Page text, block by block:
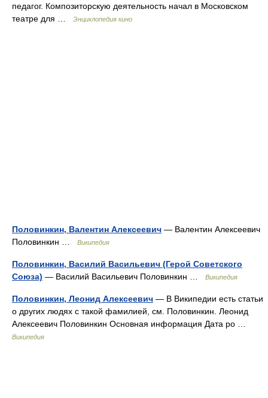
педагог. Композиторскую деятельность начал в Московском
театре для …
Энциклопедия кино
Половинкин, Валентин Алексеевич — Валентин Алексеевич
Половинкин …
Википедия
Половинкин, Василий Васильевич (Герой Советского
Союза) — Василий Васильевич Половинкин … Википедия
Половинкин, Леонид Алексеевич — В Википедии есть статьи
о других людях с такой фамилией, см. Половинкин. Леонид
Алексеевич Половинкин Основная информация Дата ро …
Википедия